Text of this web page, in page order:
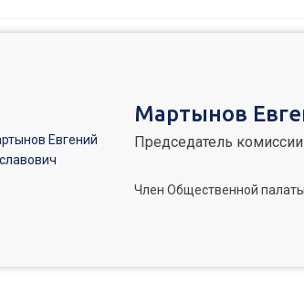
Мартынов
Председатель комиссии
Член Общественной